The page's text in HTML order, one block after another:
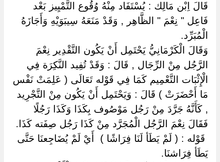
‏قَالَ اِبْن مَالِك : يُسْتَفَاد مِنْهُ وُقُوع التَّمْيِيز بَعْد
فَاعِل " نِعْمَ " الظَّاهِر , وَقَدْ مَنَعَهُ سِيبَوَيْهِ وَأَجَازَهُ
الْمُبَرِّد.
وَقَالَ الْكَرْمَانِيُّ يَحْتَمِل أَنْ يَكُون التَّقْدِير نِعْمَ
الرَّجُل مِنْ الرِّجَال , قَالَ : وَقَدْ تُفِيد النَّكِرَة فِي
الْإِثْبَات التَّعْمِيم كَمَا فِي قَوْله تَعَالَى ( عَلِمَتْ نَفْس
مَا أَحْضَرَتْ ) قَالَ : وَيَحْتَمِل أَنْ يَكُون مِنْ التَّجْرِيد
, كَأَنَّهُ جَرَّدَ مِنْ رَجُل مَوْصُوف بِكَذَا وَكَذَا رَجُلًا
فَقَالَ نِعْمَ الرَّجُل الْمُجَرَّد مِنْ كَذَا رَجُل صِفَته كَذَا.
‏ ‏قَوْله : ( لَمْ يَطَأ لَنَا فِرَاشًا ) ‏ ‏أَيْ لَمْ يُضَاجِعنَا حَتَّى
يَطَأ فِرَاشنَا.